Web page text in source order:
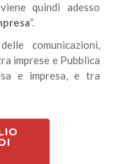
quindi adesso
”.
comunicazioni,
imprese e Pubblica
e impresa, e tra